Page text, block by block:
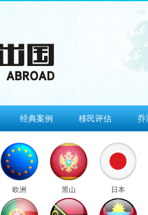
经典案例 移民评估 乔
欧洲 黑山 日本